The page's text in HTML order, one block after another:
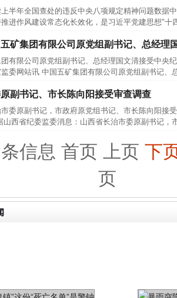
半年全国查处的违反中央八项规定精神问题数据
作风建设常态化长效化，是习近平党建思想"十
矿集团有限公司原党组副书记、总经理
限公司原党组副书记、总经理国文清接受中央
网站讯 中国五矿集团有限公司原党组副书记、
副书记、市长陈向阳接受审查调查
原副书记，市政府原党组书记、市长陈向阳
山西省纪委监委消息：山西省长治市委原副书记，
信息 首页 上页 下
页